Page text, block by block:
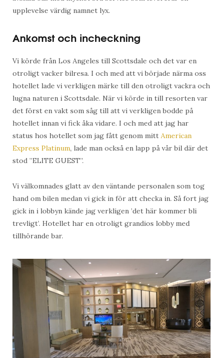
upplevelse värdig namnet lyx.
Ankomst och incheckning
Vi körde från Los Angeles till Scottsdale och det var en
otroligt vacker bilresa. I och med att vi började närma oss
hotellet lade vi verkligen märke till den otroligt vackra och
lugna naturen i Scottsdale. När vi körde in till resorten var
det först en vakt som såg till att vi verkligen bodde på
hotellet innan vi fick åka vidare. I och med att jag har
status hos hotellet som jag fått genom mitt American
Express Platinum, lade man också en lapp på vår bil där det
stod ”ELITE GUEST”.
Vi välkomnades glatt av den väntande personalen som tog
hand om bilen medan vi gick in för att checka in. Så fort jag
gick in i lobbyn kände jag verkligen ’det här kommer bli
trevligt’. Hotellet har en otroligt grandios lobby med
tillhörande bar.